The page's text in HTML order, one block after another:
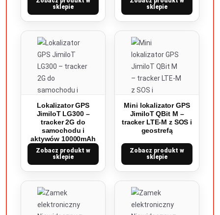
sklepie
sklepie
Lokalizator GPS
JimiIoT LG300 –
tracker 2G do
samochodu i
aktywów 10000mAh
Zobacz produkt w
sklepie
Mini lokalizator GPS
JimiIoT QBit M –
tracker LTE-M z SOS i
geostrefą
Zobacz produkt w
sklepie